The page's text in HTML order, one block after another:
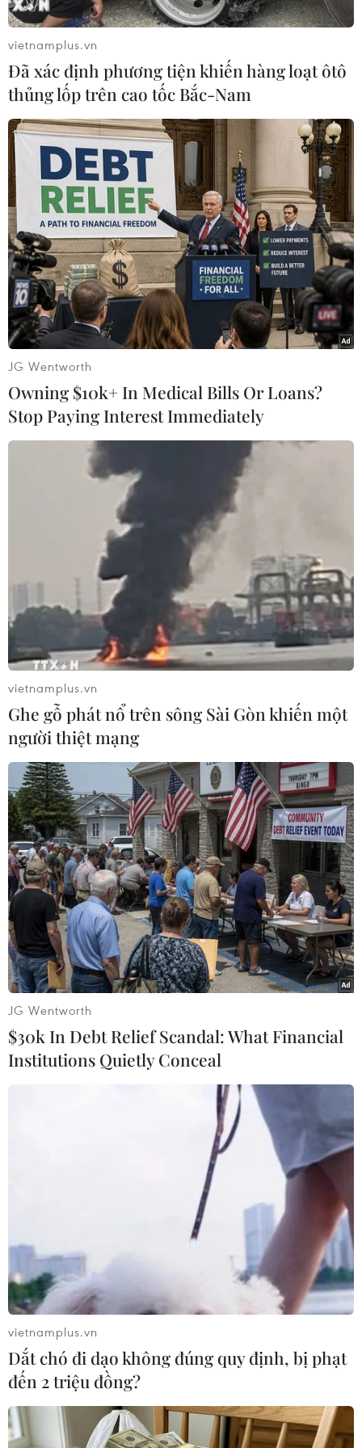
Suarez là cái tên đáng chú ý nhất ra sân. (Nguồn: Getty)
U19 Indonesia đã có sự chuẩn bị kỹ lưỡng cho
vòng chung kết U19 châu Á ở Myanmar vào
tháng sau khi được cọ xát với Barcelona, dù đội
bóng Tây Ban Nha chỉ đưa ra sân đội hình B
trong trận đấu giao hữu.
Ở trận đấu này, hai cái tên đáng chú ý đã chính
là Luis Suarez và Thomas Vermaelen đều đã
được tung ra sân ngay từ đầu.
Với trình độ vượt đội, Barcelona B không quá
khó khăn để vượt lên dẫn trước 3-0 chỉ sau 27
phút thi đấu. Các bàn thắng của đội chủ nhà
được ghi bởi Vermaelen, Suarez và David
Sang hiệp 2, Barcelona có thêm 3 bàn thắng nữa
để giành chiến thắng chung cuộc 6-0 trước U19
Indonesia. Đáng chú ý, Luis Suarez đã có pha
xoay sở khéo léo trước vòng 16m50 trước khi
tung ra một cú sút xa đẹp mắt để hoàn tất cú
đúp ở trận này./.
Lâm Anh
(Vietnam+)
#Thomas Vermaelen
#Barcelona
vietnamplus.vn
Đã xác định phương tiện khiến hàng loạt ôtô
thủng lốp trên cao tốc Bắc-Nam
JG Wentworth
Owning $10k+ In Medical Bills Or Loans?
Stop Paying Interest Immediately
vietnamplus.vn
Ghe gỗ phát nổ trên sông Sài Gòn khiến một
người thiệt mạng
JG Wentworth
$30k In Debt Relief Scandal: What Financial
Institutions Quietly Conceal
vietnamplus.vn
Dắt chó đi dạo không đúng quy định, bị phạt
đến 2 triệu đồng?